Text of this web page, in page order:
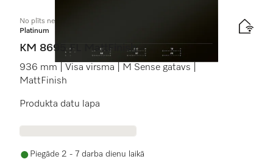
No plīts neatk. indukcijas plīts virsma
Platinum
KM 8695 FL MattFinish
936 mm | Visa virsma | M Sense gatavs |
MattFinish
Produkta datu lapa
Piegāde 2 - 7 darba dienu laikā